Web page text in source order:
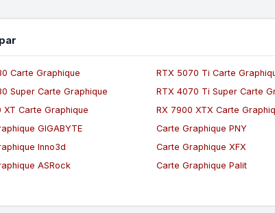
Carte Graphique RTX 5070 Ti Carte
Super Carte Graphique
RTX 4070 Ti Super Carte
XT Carte Graphique
RX 7900 XTX Carte
GIGABYTE
Carte Graphique PNY
Inno3d
Carte Graphique XFX
ASRock
Carte Graphique Palit